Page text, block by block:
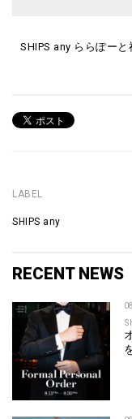
SHIPS any ららぽーと
LABEL
SHIPS any
RECENT NEWS